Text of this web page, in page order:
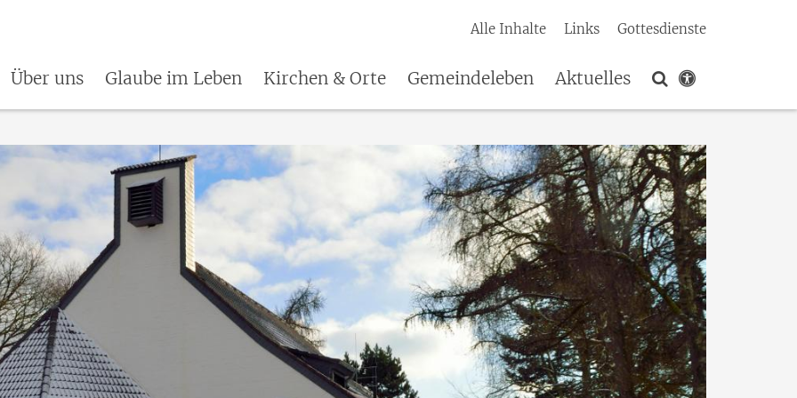
Alle Inhalte Links Gottesdienste
Über uns Glaube im Leben Kirchen & Orte Gemeindeleben Aktuelles